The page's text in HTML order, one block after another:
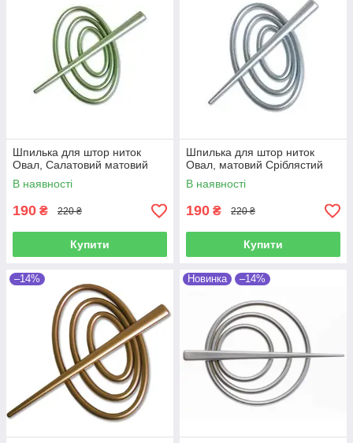
Шпилька для штор ниток
Овал, Салатовий матовий
В наявності
190 ₴ 220 ₴
Купити
Шпилька для штор ниток
Овал, матовий Сріблястий
В наявності
190 ₴ 220 ₴
Купити
–14% Новинка –14%